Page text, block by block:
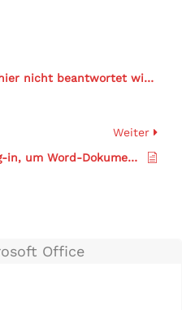
nicht beantwortet wird.
Weiter
Warum brauche ich ein Plug-in, um Word-Dokumente mit dem Duden-Silbentrennservice trennen zu können?
Office